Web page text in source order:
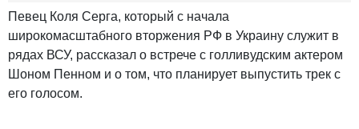
Певец Коля Серга, который с начала
широкомасштабного вторжения РФ в Украину служит в
рядах ВСУ, рассказал о встрече с голливудским актером
Шоном Пенном и о том, что планирует выпустить трек с
его голосом.